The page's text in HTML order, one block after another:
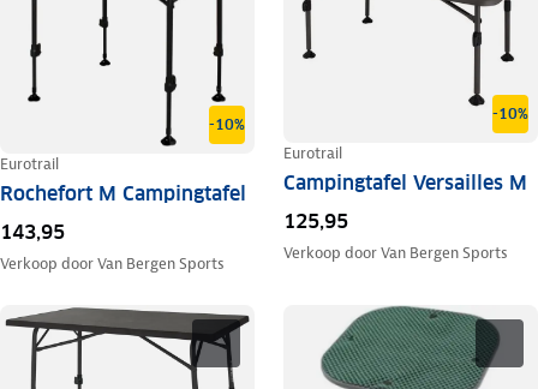
-10%
Eurotrail
Rochefort M Campingtafel
143,95
Verkoop doorVan Bergen Sports
-10%
Eurotrail
Campingtafel Versailles M
125,95
Verkoop doorVan Bergen Sports